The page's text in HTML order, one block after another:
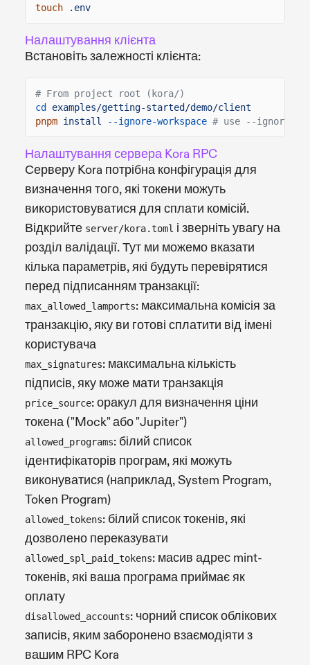
touch .env
Налаштування клієнта
Встановіть залежності клієнта:
# From project root (kora/)
cd
examples/getting-started/demo/client
pnpm install --ignore-workspace # use --ignore-
Налаштування сервера Kora RPC
Серверу Kora потрібна конфігурація для
визначення того, які токени можуть
використовуватися для сплати комісій.
Відкрийте server/kora.toml і зверніть увагу на
розділ валідації. Тут ми можемо вказати
кілька параметрів, які будуть перевірятися
перед підписанням транзакції:
max_allowed_lamports: максимальна комісія за
транзакцію, яку ви готові сплатити від імені
користувача
max_signatures: максимальна кількість
підписів, яку може мати транзакція
price_source: оракул для визначення ціни
токена ("Mock" або "Jupiter")
allowed_programs: білий список
ідентифікаторів програм, які можуть
виконуватися (наприклад, System Program,
Token Program)
allowed_tokens: білий список токенів, які
дозволено переказувати
allowed_spl_paid_tokens: масив адрес mint-
токенів, які ваша програма приймає як
оплату
disallowed_accounts: чорний список облікових
записів, яким заборонено взаємодіяти з
вашим RPC Kora